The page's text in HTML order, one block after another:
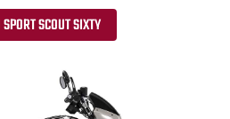
SCOUT SIXTY